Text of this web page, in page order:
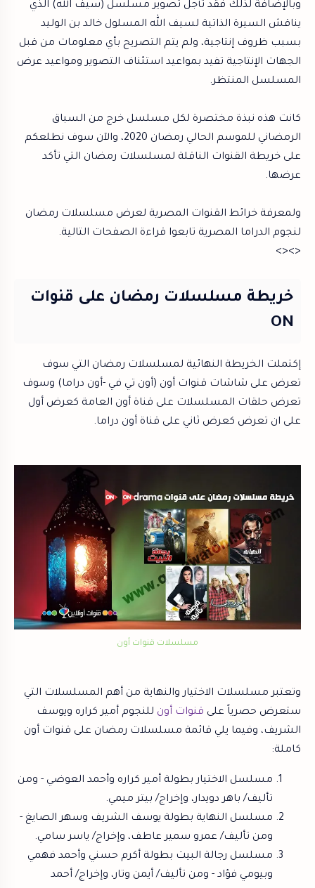
وبالإضافة لذلك فقد تأجل تصوير مسلسل (سيف الله) الذي
يناقش السيرة الذاتية لسيف الله المسلول خالد بن الوليد
بسبب ظروف إنتاجية، ولم يتم التصريح بأي معلومات من قبل
الجهات الإنتاجية تفيد بمواعيد استئناف التصوير ومواعيد عرض
المسلسل المنتظر.
كانت هذه نبذة مختصرة لكل مسلسل خرج من السباق
الرمضاني للموسم الحالي رمضان 2020، والآن سوف نطلعكم
على خريطة القنوات الناقلة لمسلسلات رمضان التي تأكد
عرضها.
ولمعرفة خرائط القنوات المصرية لعرض مسلسلات رمضان
لنجوم الدراما المصرية تابعوا قراءة الصفحات التالية.
<><>
خريطة مسلسلات رمضان على قنوات
ON
إكتملت الخريطة النهائية لمسلسلات رمضان التي سوف
تعرض على شاشات قنوات أون (أون تي في -أون دراما) وسوف
تعرض حلقات المسلسلات على قناة أون العامة كعرض أول
على ان تعرض كعرض ثاني على قناة أون دراما.
مسلسلات قنوات أون
وتعتبر مسلسلات الاختيار والنهاية من أهم المسلسلات التي
ستعرض حصرياً على قنوات أون للنجوم أمير كراره ويوسف
الشريف، وفيما يلي قائمة مسلسلات رمضان على قنوات أون
كاملة:
مسلسل الاختيار بطولة أمير كراره وأحمد العوضي - ومن
تأليف/ باهر دويدار، وإخراج/ بيتر ميمي.
مسلسل النهاية بطولة يوسف الشريف وسهر الصايغ -
ومن تأليف/ عمرو سمير عاطف، وإخراج/ ياسر سامي.
مسلسل رجالة البيت بطولة أكرم حسني وأحمد فهمي
وبيومي فؤاد - ومن تأليف/ أيمن وتار، وإخراج/ أحمد